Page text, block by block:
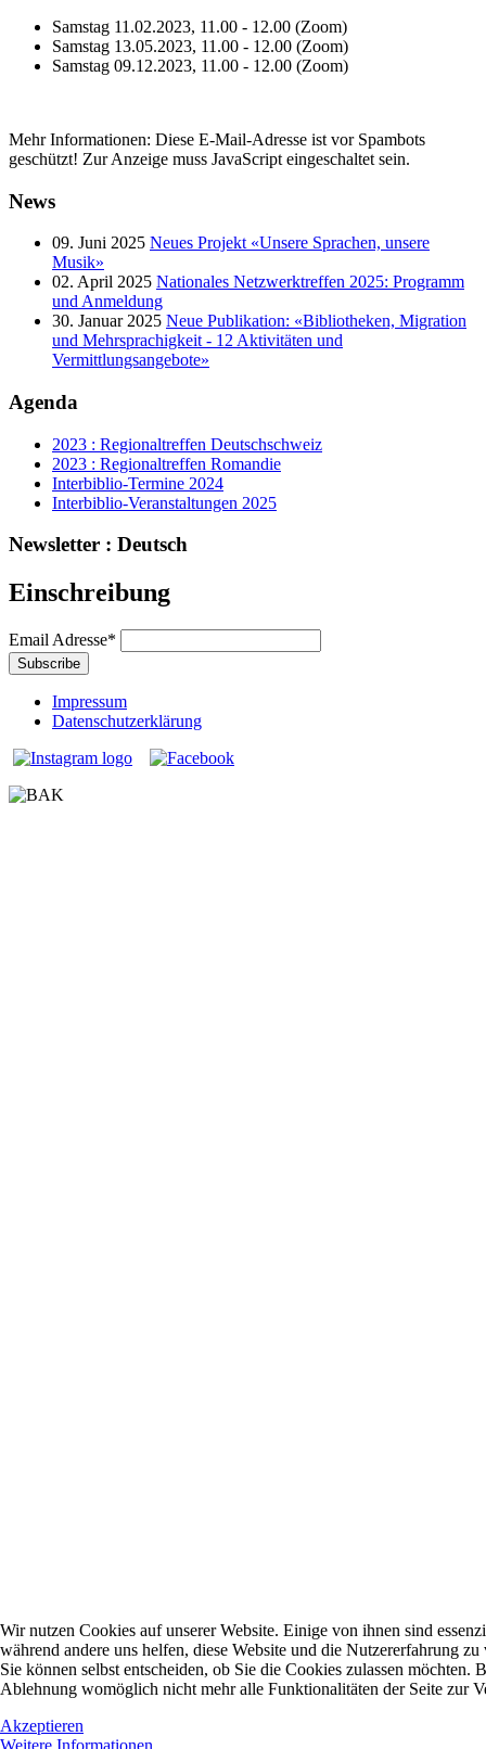
Samstag 11.02.2023, 11.00 - 12.00 (Zoom)
Samstag 13.05.2023, 11.00 - 12.00 (Zoom)
Samstag 09.12.2023, 11.00 - 12.00 (Zoom)
Mehr Informationen: Diese E-Mail-Adresse ist vor Spambots
geschützt! Zur Anzeige muss JavaScript eingeschaltet sein.
News
09. Juni 2025 Neues Projekt «Unsere Sprachen, unsere
Musik»
02. April 2025 Nationales Netzwerktreffen 2025: Programm
und Anmeldung
30. Januar 2025 Neue Publikation: «Bibliotheken, Migration
und Mehrsprachigkeit - 12 Aktivitäten und
Vermittlungsangebote»
Agenda
2023 : Regionaltreffen Deutschschweiz
2023 : Regionaltreffen Romandie
Interbiblio-Termine 2024
Interbiblio-Veranstaltungen 2025
Newsletter : Deutsch
Einschreibung
Email Adresse*
Impressum
Datenschutzerklärung
Wir nutzen Cookies auf unserer Website. Einige von ihnen sind
während andere uns helfen, diese Website und die Nutzererfahrung
Sie können selbst entscheiden, ob Sie die Cookies zulassen möchten.
Ablehnung womöglich nicht mehr alle Funktionalitäten der Seite zur
Akzeptieren
Weitere Informationen